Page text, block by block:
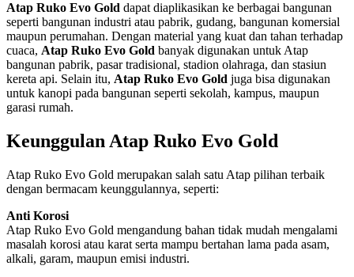
Atap Ruko Evo Gold dapat diaplikasikan ke berbagai bangunan
seperti bangunan industri atau pabrik, gudang, bangunan komersial
maupun perumahan. Dengan material yang kuat dan tahan terhadap
cuaca, Atap Ruko Evo Gold banyak digunakan untuk Atap
bangunan pabrik, pasar tradisional, stadion olahraga, dan stasiun
kereta api. Selain itu, Atap Ruko Evo Gold juga bisa digunakan
untuk kanopi pada bangunan seperti sekolah, kampus, maupun
garasi rumah.
Keunggulan Atap Ruko Evo Gold
Atap Ruko Evo Gold merupakan salah satu Atap pilihan terbaik
dengan bermacam keunggulannya, seperti:
Anti Korosi
Atap Ruko Evo Gold mengandung bahan tidak mudah mengalami
masalah korosi atau karat serta mampu bertahan lama pada asam,
alkali, garam, maupun emisi industri.